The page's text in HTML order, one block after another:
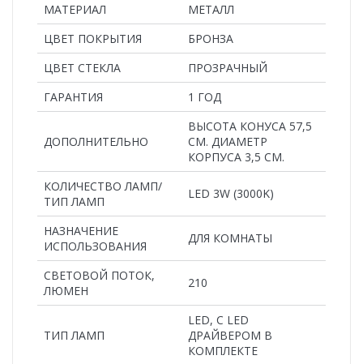
MАТЕРИАЛ
МЕТАЛЛ
ЦВЕТ ПОКРЫТИЯ
БРОНЗА
ЦВЕТ СТЕКЛА
ПРОЗРАЧНЫЙ
ГАРАНТИЯ
1 ГОД
ДОПОЛНИТЕЛЬНО
ВЫСОТА КОНУСА 57,5
СМ. ДИАМЕТР
КОРПУСА 3,5 СМ.
КОЛИЧЕСТВО ЛАМП/
ТИП ЛАМП
LED 3W (3000K)
НАЗНАЧЕНИЕ
ИСПОЛЬЗОВАНИЯ
ДЛЯ КОМНАТЫ
СВЕТОВОЙ ПОТОК,
ЛЮМЕН
210
ТИП ЛАМП
LED, С LED
ДРАЙВЕРОМ В
КОМПЛЕКТЕ